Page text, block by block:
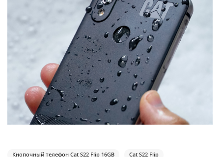
Кнопочный телефон Cat S22 Flip 16GB Cat S22 Flip